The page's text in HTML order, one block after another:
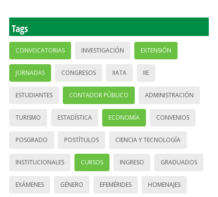
Tags
CONVOCATORIAS INVESTIGACIÓN EXTENSIÓN
JORNADAS CONGRESOS IIATA IIE
ESTUDIANTES CONTADOR PÚBLICO ADMINISTRACIÓN
TURISMO ESTADÍSTICA ECONOMÍA CONVENIOS
POSGRADO POSTÍTULOS CIENCIA Y TECNOLOGÍA
INSTITUCIONALES CURSOS INGRESO GRADUADOS
EXÁMENES GÉNERO EFEMÉRIDES HOMENAJES